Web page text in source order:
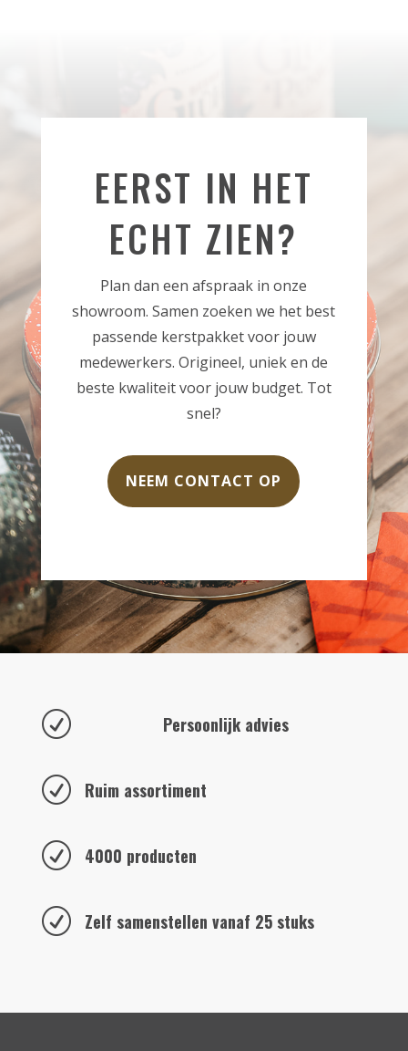
EERST IN HET
ECHT ZIEN?
Plan dan een afspraak in onze
showroom. Samen zoeken we het best
passende kerstpakket voor jouw
medewerkers. Origineel, uniek en de
beste kwaliteit voor jouw budget. Tot
snel?
NEEM CONTACT OP
R Persoonlijk advies
R Ruim assortiment
R 4000 producten
R Zelf samenstellen vanaf 25 stuks